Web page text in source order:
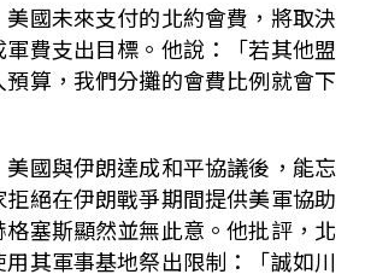
國未來支付的北約會費，將取決
費支出目標。他說：「若其他盟
算，我們分攤的會費比例就會下
國與伊朗達成和平協議後，能忘
絕在伊朗戰爭期間提供美軍協助
塞斯顯然並無此意。他批評，北
其軍事基地祭出限制：「誠如川